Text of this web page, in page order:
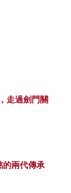
走過劍門關
的兩代傳承